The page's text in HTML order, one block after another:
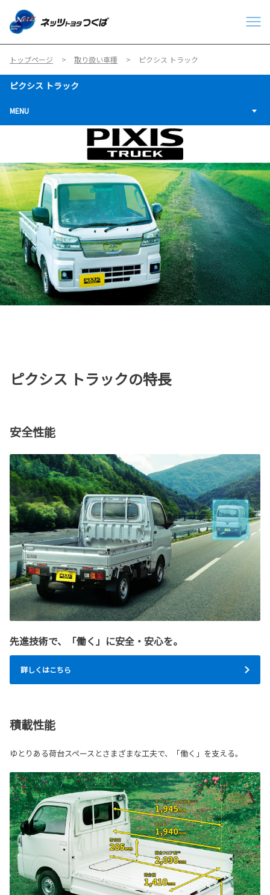
トップページ 取り扱い車種 ピクシス トラック
ピクシス トラック
MENU
ピクシス トラックの特長
安全性能
先進技術で、「働く」に安全・安心を。
詳しくはこちら
積載性能
ゆとりある荷台スペースとさまざまな工夫で、「働く」を支える。